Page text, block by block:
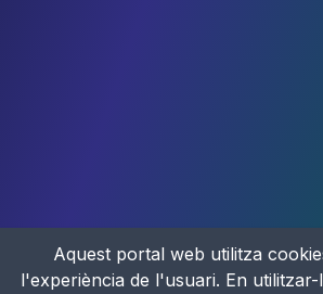
Aquest portal web utilitza
l'experiència de l'usuari. En